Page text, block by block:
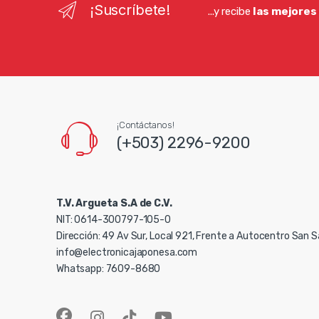
¡Suscríbete! ...y recibe las
¡Contáctanos!
(+503) 2296-9200
T.V. Argueta S.A de C.V.
NIT: 0614-300797-105-0
Dirección: 49 Av Sur, Local 921, Frente a Autocentro San
info@electronicajaponesa.com
Whatsapp: 7609-8680